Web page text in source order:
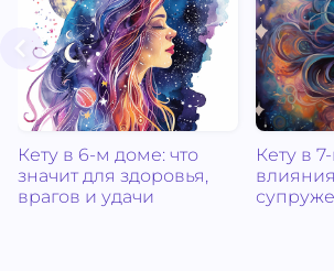
Кету в 6-м доме: что
значит для здоровья,
врагов и удачи
Кету в